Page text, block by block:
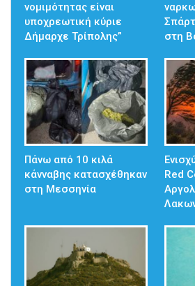
νομιμότητας είναι
υποχρεωτική κύριε
Δήμαρχε Τρίπολης”
στη
Πάνω από 10 κιλά
κάνναβης κατασχέθηκαν
στη Μεσσηνία
Red